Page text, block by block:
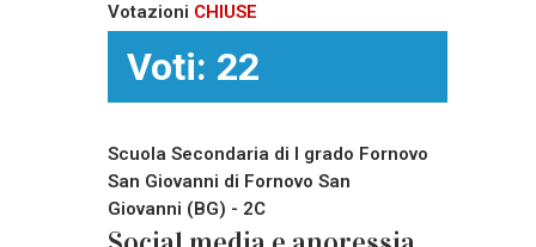
Votazioni CHIUSE
Voti: 22
Scuola Secondaria di I grado Fornovo
San Giovanni di Fornovo San
Giovanni (BG) - 2C